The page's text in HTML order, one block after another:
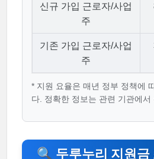
신규 가입 근로자/사업
주
기존 가입 근로자/사업
주
* 지원 요율은 매년 정부 정책에
다. 정확한 정보는 관련 기관에서
🔍 두루누리 지원금